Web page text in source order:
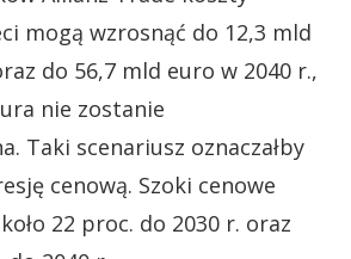
mogą wzrosnąć do 12,3 mld
do 56,7 mld euro w 2040 r.,
nie zostanie
Taki scenariusz oznaczałby
cenową. Szoki cenowe
22 proc. do 2030 r. oraz